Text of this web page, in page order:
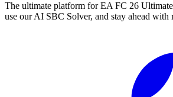
The ultimate platform for EA FC 26
use our AI SBC Solver, and stay ahead with